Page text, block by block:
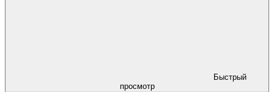
Быстрый
просмотр